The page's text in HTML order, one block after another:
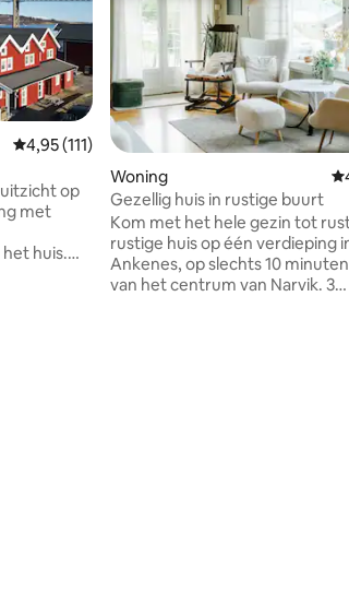
Gemiddelde beoordeling van 4,95 op 5, 111
4,95 (111)
op
huis.
Woning
Gezellig huis in rustige buurt
Kom met het hele gezin tot
rustige huis op één verdieping
Ankenes, op slechts 10
van het centrum van Narvik. 3